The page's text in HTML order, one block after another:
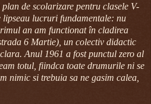
de scolarizare pentru clasele V-
lucruri fundamentale: nu
an am functionat în cladirea
6 Martie), un colectiv didactic
Anul 1961 a fost punctul zero al
totul, fiindca toate drumurile ni se
nimic si trebuia sa ne gasim calea,